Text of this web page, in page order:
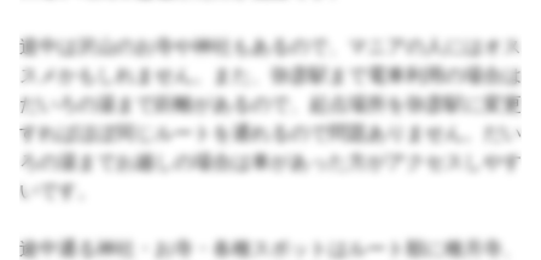
道中は沢山のお寺や神社もあるので、マニアの人にはオス
スメかもしれません。また、弥彦駅まで電車利用の場合は
だいろの湯まで距離があるので、起点場所を弥彦駅に変更
すればほぼ同じルートを通れるので問題ありません。だい
ろの湯までお越しの場合は車があった方がアクセスしやす
いです。
途中通る神社・お寺・各種スポットはルート順に種月寺、